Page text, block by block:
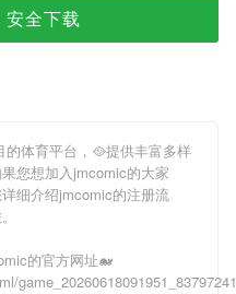
安全下载
的体育平台，🥘提供丰富多样
您想加入jmcomic的大家
细介绍jmcomic的注册流
的官方网址🐋